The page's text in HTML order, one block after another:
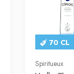
70 CL
Spiritueux